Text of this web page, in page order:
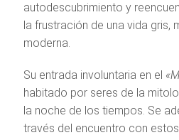
autodescubrimiento y
la frustración de una vida gris,
moderna.
Su entrada involuntaria en el
habitado por seres de la
la noche de los tiempos. Se
través del encuentro con